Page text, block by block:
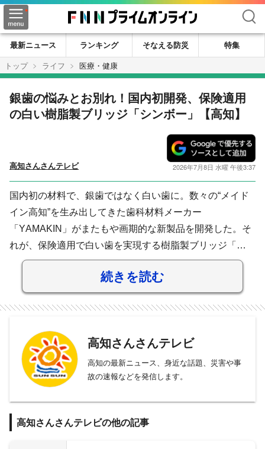
検索
最新ニュース ランキング そなえる防災
特集
トップ
ライフ 医療・健康
銀歯の悩みとお別れ！国内初開発、保険適用
の白い樹脂製ブリッジ「シンボー」【高知】
高知さんさんテレビ 2026年7月8日 水曜 午後3:37
国内初の材料で、銀歯ではなく白い歯に。数々の“メイド
イン高知”を生み出してきた歯科材料メーカー
「YAMAKIN」がまたもや画期的な新製品を開発した。そ
れが、保険適用で白い歯を実現する樹脂製ブリッジ「…
続きを読む
高知さんさんテレビ
高知の最新ニュース、身近な話題、災害や事
故の速報などを発信します。
高知さんさんテレビの他の記事